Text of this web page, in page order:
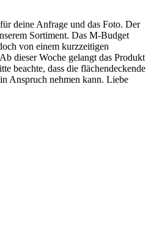
deine Anfrage und das Foto. Der
Sortiment. Das M-Budget
von einem kurzzeitigen
dieser Woche gelangt das Produkt
beachte, dass die flächendeckende
Anspruch nehmen kann. Liebe